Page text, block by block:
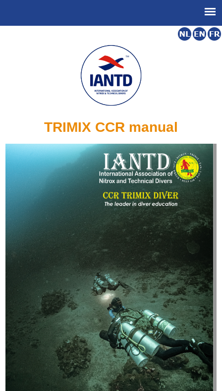
TRIMIX CCR manual